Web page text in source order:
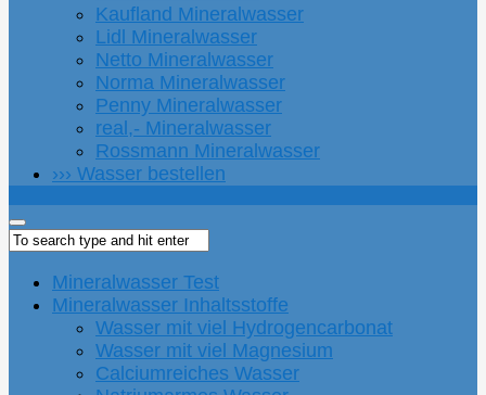
Kaufland Mineralwasser
Lidl Mineralwasser
Netto Mineralwasser
Norma Mineralwasser
Penny Mineralwasser
real,- Mineralwasser
Rossmann Mineralwasser
››› Wasser bestellen
Mineralwasser Test
Mineralwasser Inhaltsstoffe
Wasser mit viel Hydrogencarbonat
Wasser mit viel Magnesium
Calciumreiches Wasser